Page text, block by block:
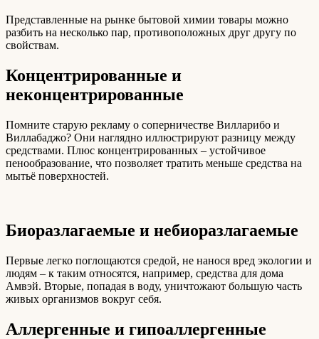
Представленные на рынке бытовой химии товары можно
разбить на несколько пар, противоположных друг другу по
свойствам.
Концентрированные и
неконцентрированные
Помните старую рекламу о соперничестве Вилларибо и
Виллабаджо? Они наглядно иллюстрируют разницу между
средствами. Плюс концентрированных – устойчивое
пенообразование, что позволяет тратить меньше средства на
мытьё поверхностей.
Биоразлагаемые и небиоразлагаемые
Первые легко поглощаются средой, не нанося вред экологии и
людям – к таким относятся, например, средства для дома
Амвэй. Вторые, попадая в воду, уничтожают большую часть
живых организмов вокруг себя.
Аллергенные и гипоаллергенные